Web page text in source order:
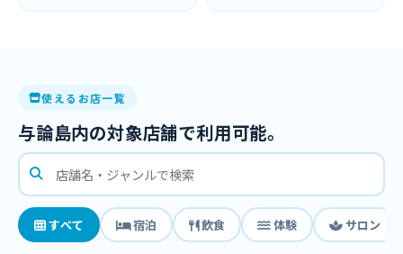
使えるお店一覧
与論島内の対象店舗で利用可能。
すべて 宿泊 飲食 体験 サロン